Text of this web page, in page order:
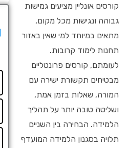
קורסים אונליין מציעים גמישות
גבוהה ונגישות מכל מקום,
מתאים במיוחד למי שאין באזור
תחנות לימוד קרובות.
לעומתם, קורסים פרונטליים
מבטיחים תקשורת ישירה עם
המורה, שאלות בזמן אמת,
ושליטה טובה יותר על תהליך
הלמידה. הבחירה בין השניים
תלויה בסגנון הלמידה המועדף